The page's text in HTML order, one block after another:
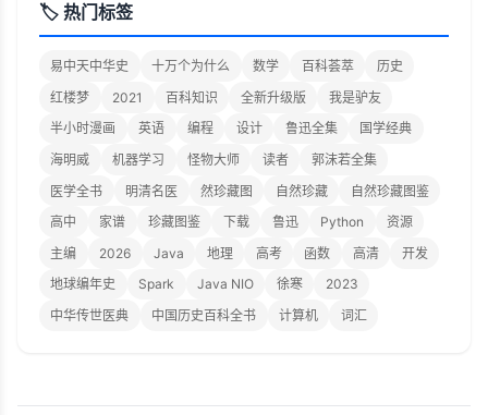
🏷️ 热门标签
易中天中华史 十万个为什么 数学 百科荟萃
历史
红楼梦
2021 百科知识 全新升级版
我是驴友
半小时漫画
英语 编程 设计 鲁迅全集
国学经典
海明威
机器学习 怪物大师 读者
郭沫若全集
医学全书
明清名医 然珍藏图 自然珍藏
自然珍藏图鉴
高中
家谱 珍藏图鉴 下载 鲁迅 Python
资源
主编
2026 Java 地理 高考 函数 高清
开发
地球编年史
Spark Java NIO 徐寒
2023
中华传世医典
中国历史百科全书 计算机 词汇